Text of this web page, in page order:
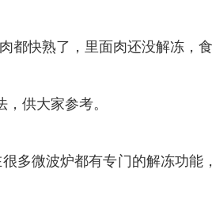
快熟了，里面肉还没解冻，食
供大家参考。
多微波炉都有专门的解冻功